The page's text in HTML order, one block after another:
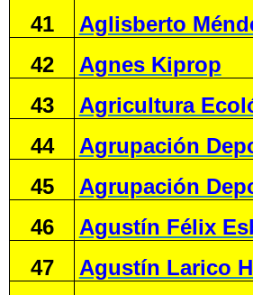
41
Aglisberto
42
Agnes Kiprop
43
Agricultura
44
Agrupación
45
Agrupación
46
Agustín Félix
47
Agustín Larico